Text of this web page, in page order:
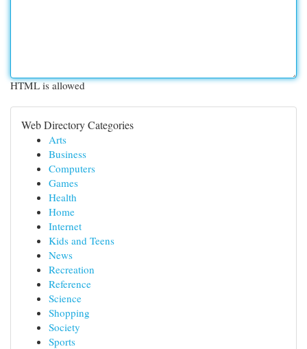
HTML is allowed
Web Directory Categories
Arts
Business
Computers
Games
Health
Home
Internet
Kids and Teens
News
Recreation
Reference
Science
Shopping
Society
Sports